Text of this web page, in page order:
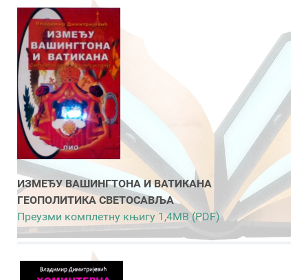
ИЗМЕЂУ ВАШИНГТОНА И ВАТИКАНА
ГЕОПОЛИТИКА СВЕТОСАВЉА
Преузми комплетну књигу 1,4MB (PDF)